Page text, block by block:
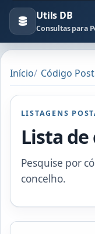
Utils DB
Consultas para
Início Código
LISTAGENS
Lista
Pesquise por
concelho.